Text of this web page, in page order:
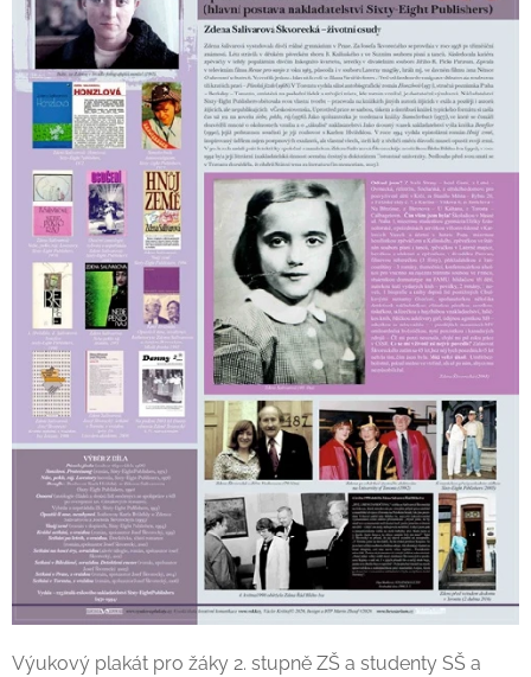
Výukový plakát pro žáky 2. stupně ZŠ a studenty SŠ a